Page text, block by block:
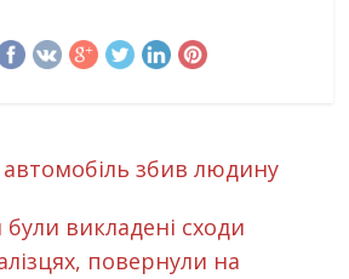
збив людину
викладені сходи
повернули на